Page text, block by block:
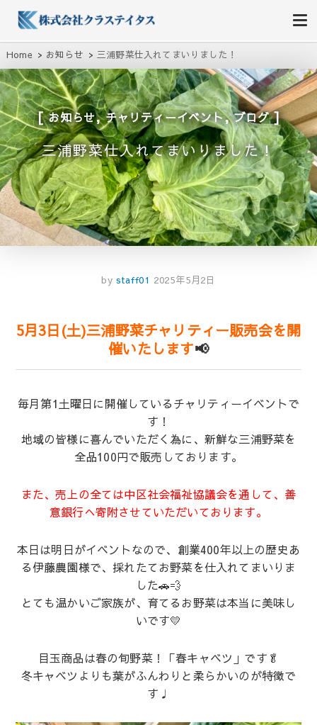
株式会社クラステイタス
地域のコミュニティーを大切にする企業
Home お知らせ 三浦野菜仕入れてまいりました！
お知らせ,チャリティーイベント,ブログ
三浦野菜仕入れてまいりました！
by staff01 2025年5月2日
5月3日(土)三浦野菜チャリティー販売会を開
催いたします📢
毎月第1土曜日に開催しているチャリティーイベントで
す！
地域の皆様に喜んでいただく為に、新鮮な三浦野菜を
全品100円で販売しております。
また、売上の全ては中区社会福祉協議会を通して、善
意銀行へ寄附させていただいております。
本日は明日がイベントなので、創業400年以上の歴史あ
る伊藤農園様で、採れたてお野菜を仕入れてまいりま
した🚗💨
とても温かいご家族が、育てるお野菜は本当に美味し
いです💛
目玉商品は春の旬野菜！「春キャベツ」です🥬
冬キャベツよりも葉がふんわりと柔らかいのが特徴で
す♩